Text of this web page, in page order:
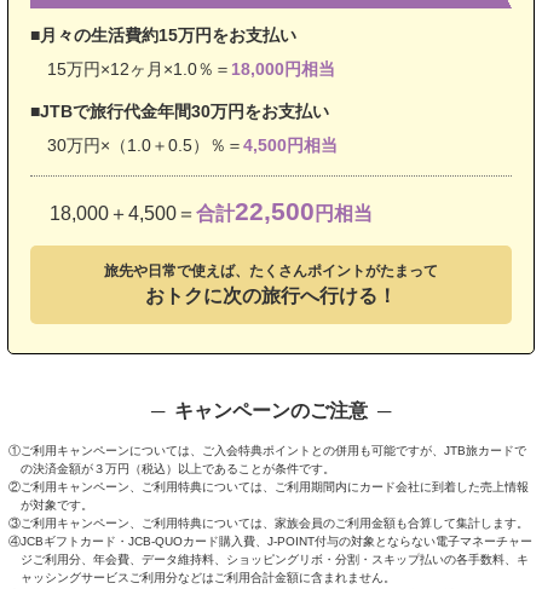
■月々の生活費約15万円をお支払い
15万円×12ヶ月×1.0％ ＝ 18,000円相当
■JTBで旅行代金年間30万円をお支払い
30万円×（1.0＋0.5）％ ＝4,500円相当
18,000＋4,500 ＝ 合計22,500 円相当
旅先や日常で使えば、 たくさんポイントがたまって
おトクに次の旅行へ行ける！
キャンペーンのご注意
①ご利用キャンペーンについては、ご入会特典ポイントとの併用も可能ですが、JTB旅カードで
の決済金額が３万円（税込）以上であることが条件です。
②ご利用キャンペーン、ご利用特典については、ご利用期間内にカード会社に到着した売上情報
が対象です。
③ご利用キャンペーン、ご利用特典については、家族会員のご利用金額も合算して集計します。
④JCBギフトカード・JCB-QUOカード購入費、J-POINT付与の対象とならない電子マネーチャー
ジご利用分、年会費、データ維持料、ショッピングリボ・分割・スキップ払いの各手数料、キ
ャッシングサービスご利用分などはご利用合計金額に含まれません。